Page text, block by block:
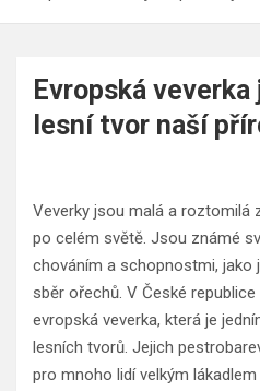
Evropská
lesní tvor naší
Veverky jsou malá a roztomilá
po celém světě. Jsou známé
chováním a schopnostmi, jako
sběr ořechů. V České
evropská veverka, která je
lesních tvorů. Jejich
pro mnoho lidí velkým